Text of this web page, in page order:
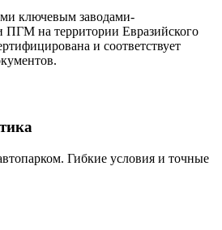
ключевым заводами-
ПГМ на территории Евразийского
и соответствует
Гибкие условия и точные